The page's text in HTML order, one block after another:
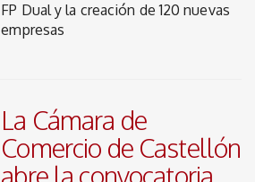
FP Dual y la creación de 120 nuevas
empresas
La Cámara de
Comercio de Castellón
abre la convocatoria